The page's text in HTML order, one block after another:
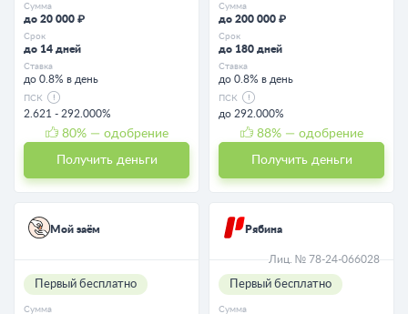
Сумма
до 20 000 ₽
Срок
до 14 дней
Ставка
до 0.8% в день
ПСК
2.621 - 292.000%
80% — одобрение
Получить деньги
Сумма
до 200 000 ₽
Срок
до 180 дней
Ставка
до 0.8% в день
ПСК
до 292.000%
88% — одобрение
Получить деньги
Мой заём
Первый бесплатно
Сумма
Рябина
Лиц. № 78-24-066028
Первый бесплатно
Сумма